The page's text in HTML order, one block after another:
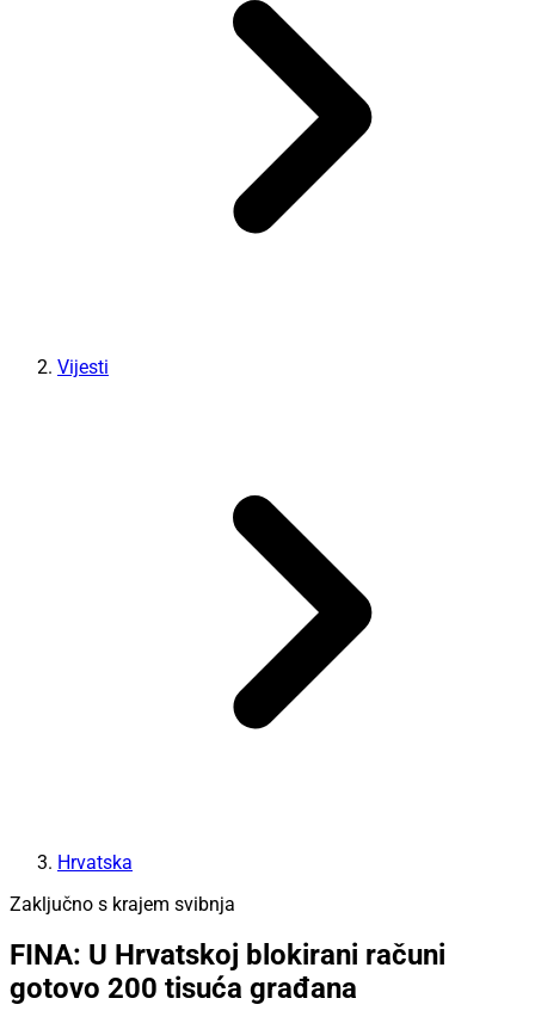
Vijesti
Hrvatska
Zaključno s krajem svibnja
FINA: U Hrvatskoj blokirani računi
gotovo 200 tisuća građana